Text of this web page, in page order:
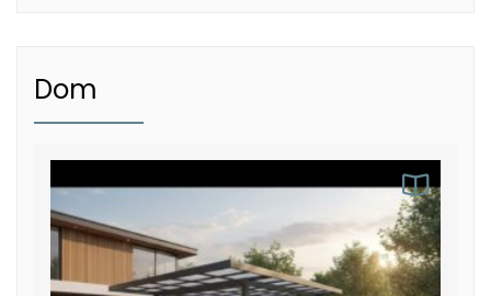
Dom